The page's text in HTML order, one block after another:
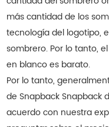
más cantidad de los
tecnología del logotipo,
sombrero. Por lo tanto,
en blanco es barato.
Por lo tanto,
de Snapback Snapback
acuerdo con nuestra